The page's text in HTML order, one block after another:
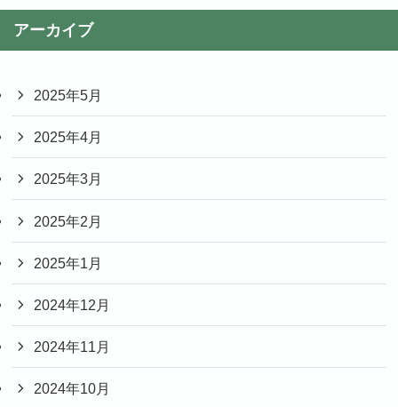
アーカイブ
2025年5月
2025年4月
2025年3月
2025年2月
2025年1月
2024年12月
2024年11月
2024年10月